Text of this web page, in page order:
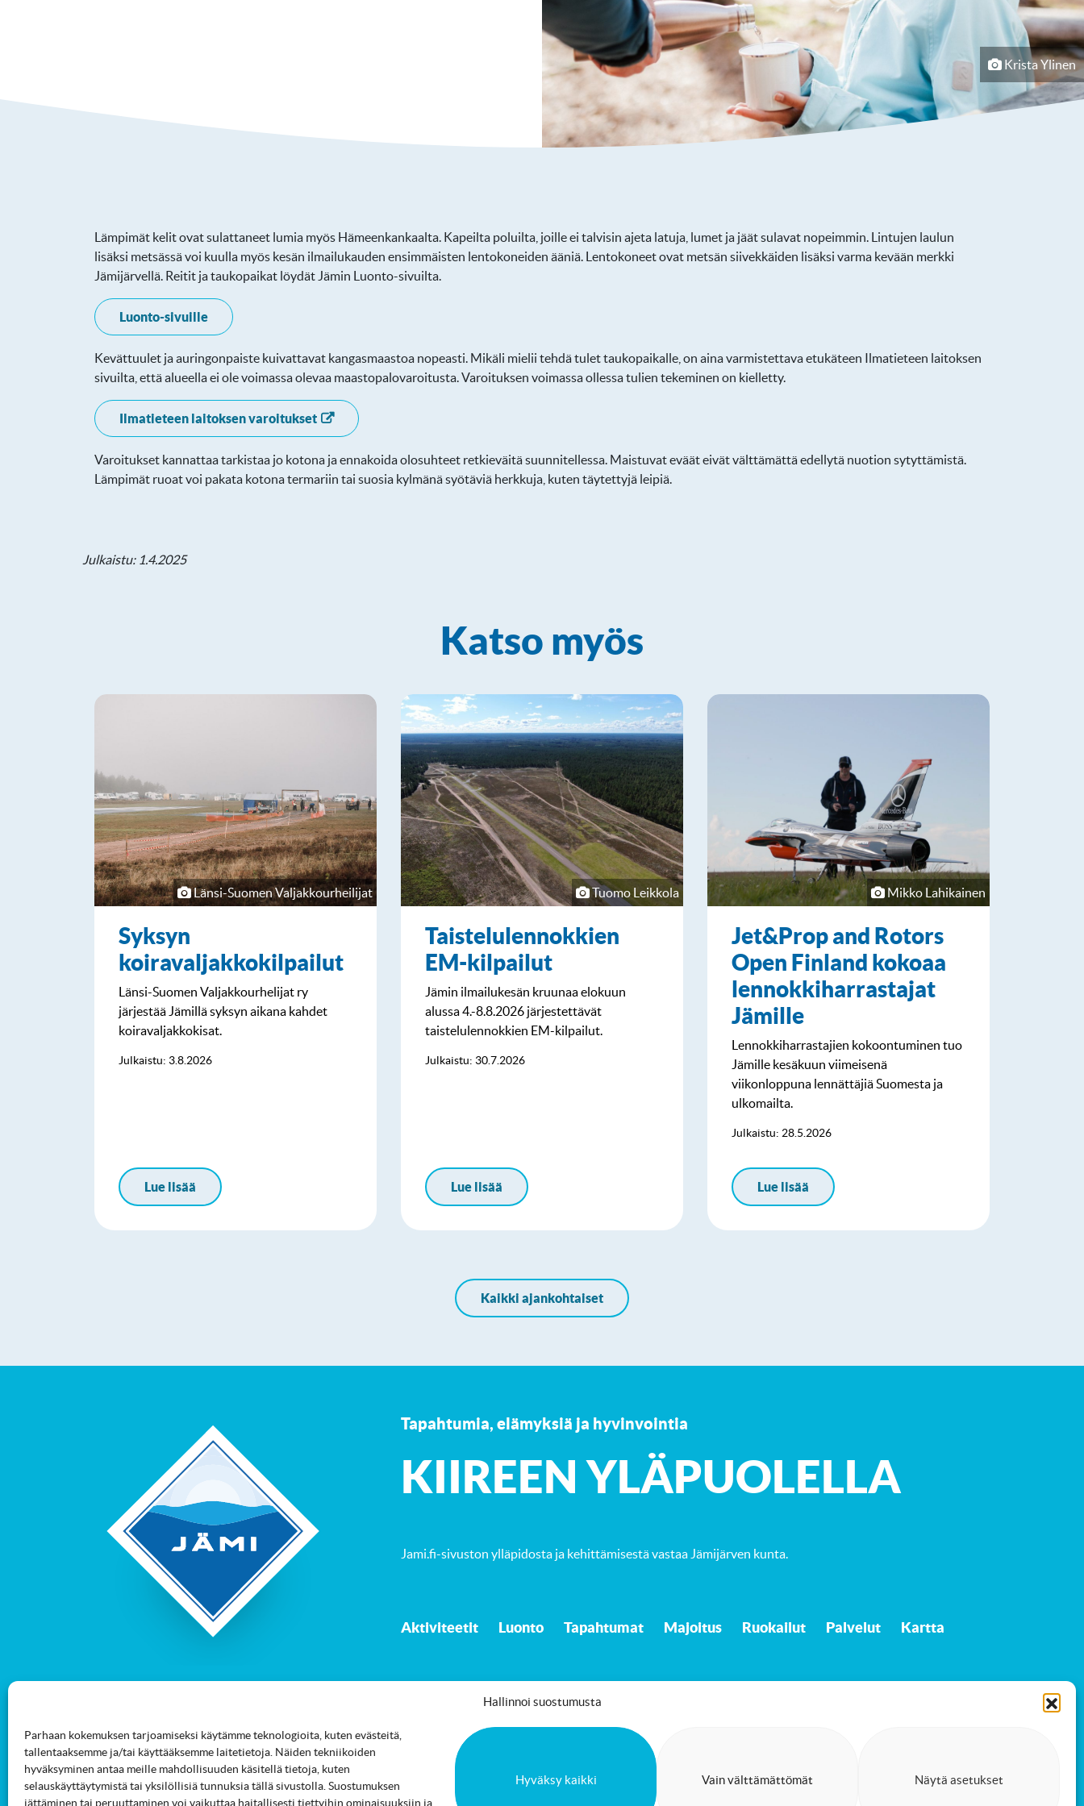
Hallinnoi suostumusta
Parhaan kokemuksen tarjoamiseksi käytämme teknologioita, kuten evästeitä,
tallentaaksemme ja/tai käyttääksemme laitetietoja. Näiden tekniikoiden
hyväksyminen antaa meille mahdollisuuden käsitellä tietoja, kuten
selauskäyttäytymistä tai yksilöllisiä tunnuksia tällä sivustolla. Suostumuksen
jättäminen tai peruuttaminen voi vaikuttaa haitallisesti tiettyihin ominaisuuksiin ja
Hyväksy kaikki Vain välttämättömät Näytä asetukset
Krista Ylinen
Lämpimät kelit ovat sulattaneet lumia myös Hämeenkankaalta. Kapeilta poluilta, joille ei talvisin ajeta latuja, lumet ja jäät sulavat nopeimmin. Lintujen laulun
lisäksi metsässä voi kuulla myös kesän ilmailukauden ensimmäisten lentokoneiden ääniä. Lentokoneet ovat metsän siivekkäiden lisäksi varma kevään merkki
Jämijärvellä. Reitit ja taukopaikat löydät Jämin Luonto-sivuilta.
Luonto-sivuille
Kevättuulet ja auringonpaiste kuivattavat kangasmaastoa nopeasti. Mikäli mielii tehdä tulet taukopaikalle, on aina varmistettava etukäteen Ilmatieteen laitoksen
sivuilta, että alueella ei ole voimassa olevaa maastopalovaroitusta. Varoituksen voimassa ollessa tulien tekeminen on kielletty.
Ilmatieteen laitoksen varoitukset
Varoitukset kannattaa tarkistaa jo kotona ja ennakoida olosuhteet retkieväitä suunnitellessa. Maistuvat eväät eivät välttämättä edellytä nuotion sytyttämistä.
Lämpimät ruoat voi pakata kotona termariin tai suosia kylmänä syötäviä herkkuja, kuten täytettyjä leipiä.
Julkaistu: 1.4.2025
Katso myös
Länsi-Suomen Valjakkourheilijat
Syksyn
koiravaljakkokilpailut
Länsi-Suomen Valjakkourhelijat ry
järjestää Jämillä syksyn aikana kahdet
koiravaljakkokisat.
Julkaistu: 3.8.2026
Lue lisää
Tuomo Leikkola
Taistelulennokkien
EM-kilpailut
Jämin ilmailukesän kruunaa elokuun
alussa 4.-8.8.2026 järjestettävät
taistelulennokkien EM-kilpailut.
Julkaistu: 30.7.2026
Lue lisää
Mikko Lahikainen
Jet&Prop and Rotors
Open Finland kokoaa
lennokkiharrastajat
Jämille
Lennokkiharrastajien kokoontuminen tuo
Jämille kesäkuun viimeisenä
viikonloppuna lennättäjiä Suomesta ja
ulkomailta.
Julkaistu: 28.5.2026
Lue lisää
Kaikki ajankohtaiset
Tapahtumia, elämyksiä ja hyvinvointia
KIIREEN YLÄPUOLELLA
Jami.fi-sivuston ylläpidosta ja kehittämisestä vastaa Jämijärven kunta
Aktiviteetit Luonto Tapahtumat Majoitus Ruokailut Palvelut Kartta
Saavutettavuusseloste Evästekäytäntö